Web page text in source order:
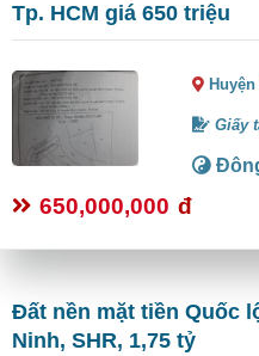
Tp. HCM giá 650 triệu
Giấy
650,000,000 đ
Đất nền mặt tiền Quốc
Ninh, SHR, 1,75 tỷ